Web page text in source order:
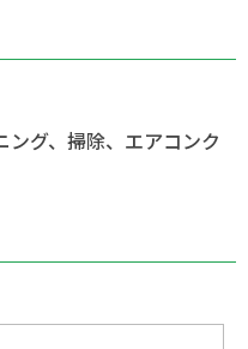
グ、掃除、エアコンク